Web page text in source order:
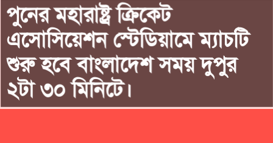
পুনের মহারাষ্ট্র ক্রিকেট
এসোসিয়েশন স্টেডিয়ামে ম্যাচটি
শুরু হবে বাংলাদেশ সময় দুপুর
২টা ৩০ মিনিটে।